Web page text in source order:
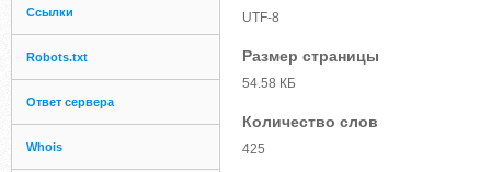
Ссылки
Robots.txt
Ответ сервера
Whois
UTF-8
Размер страницы
54.58 КБ
Количество слов
425